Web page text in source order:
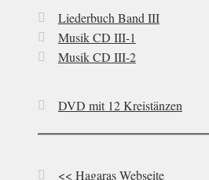
Liederbuch Band III
Musik CD III-1
Musik CD III-2
DVD mit 12 Kreistänzen
<< Hagaras Webseite